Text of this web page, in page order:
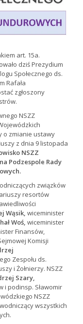
art. 15a.
dziś Prezydium
Społecznego ds.
Rafała
zgłoszony
NSZZ
o zmianie ustawy
z dnia 9 listopada
NSZZ
Podzespole Rady
związków
resortów
Wąsik, wiceminister
Woś, wiceminister
Finansów,
Komisji
Zespołu ds.
i Żołnierzy. NSZZ
Szary,
i podinsp. Sławomir
NSZZ
wszystkich